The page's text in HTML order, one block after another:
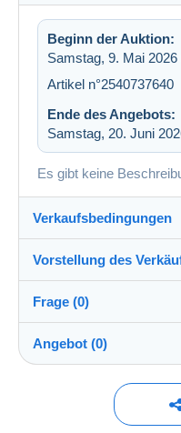
Beginn der Auktion:
Samstag, 9. Mai
Artikel n°2540737640
Ende des Angebots:
Samstag, 20. Juni
Es gibt keine
Verkaufsbedingungen
Versand nach:
Die Liste der Länder
Direkte Übergabe:
Ja
Vorstellung des
Mitglied seit:
Frage (0)
Um eine Frage
eingeloggt sein.
Angebot (0)
Derzeit